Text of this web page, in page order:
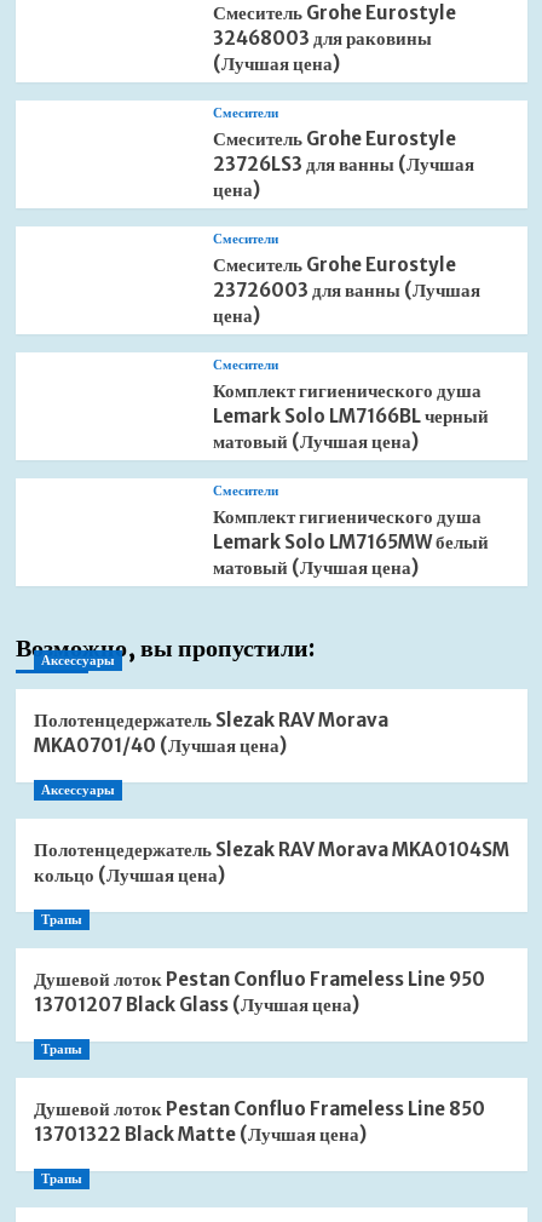
Смеситель Grohe Eurostyle
32468003 для раковины
(Лучшая цена)
Смесители
Смеситель Grohe Eurostyle
23726LS3 для ванны (Лучшая
цена)
Смесители
Смеситель Grohe Eurostyle
23726003 для ванны (Лучшая
цена)
Смесители
Комплект гигиенического душа
Lemark Solo LM7166BL черный
матовый (Лучшая цена)
Смесители
Комплект гигиенического душа
Lemark Solo LM7165MW белый
матовый (Лучшая цена)
Возможно, вы пропустили:
Аксессуары
Полотенцедержатель Slezak RAV Morava
MKA0701/40 (Лучшая цена)
Аксессуары
Полотенцедержатель Slezak RAV Morava MKA0104SM
кольцо (Лучшая цена)
Трапы
Душевой лоток Pestan Confluo Frameless Line 950
13701207 Black Glass (Лучшая цена)
Трапы
Душевой лоток Pestan Confluo Frameless Line 850
13701322 Black Matte (Лучшая цена)
Трапы